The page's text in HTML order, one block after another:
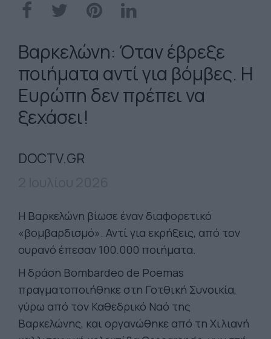
Βαρκελώνη: Όταν έβρεξε
ποιήματα αντί για βόμβες. Η
Ευρώπη δεν πρέπει να
ξεχάσει!
DOCTV.GR
H Βαρκελώνη βίωσε έναν διαφορετικό
«βομβαρδισμό». Αντί για εκρήξεις, από τον
ουρανό έπεσαν 100.000 ποιήματα.
Η δράση Bombardeo de Poemas
πραγματοποιήθηκε στη Γοτθική Συνοικία,
γύρω από τον Καθεδρικό Ναό της
Βαρκελώνης, και οργανώθηκε από τη Χιλιανή